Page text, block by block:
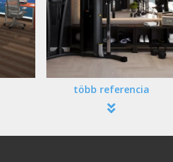
több referencia